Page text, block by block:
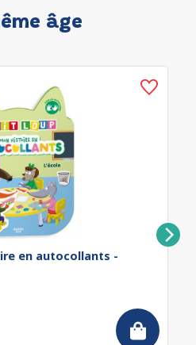
âge
en autocollants -